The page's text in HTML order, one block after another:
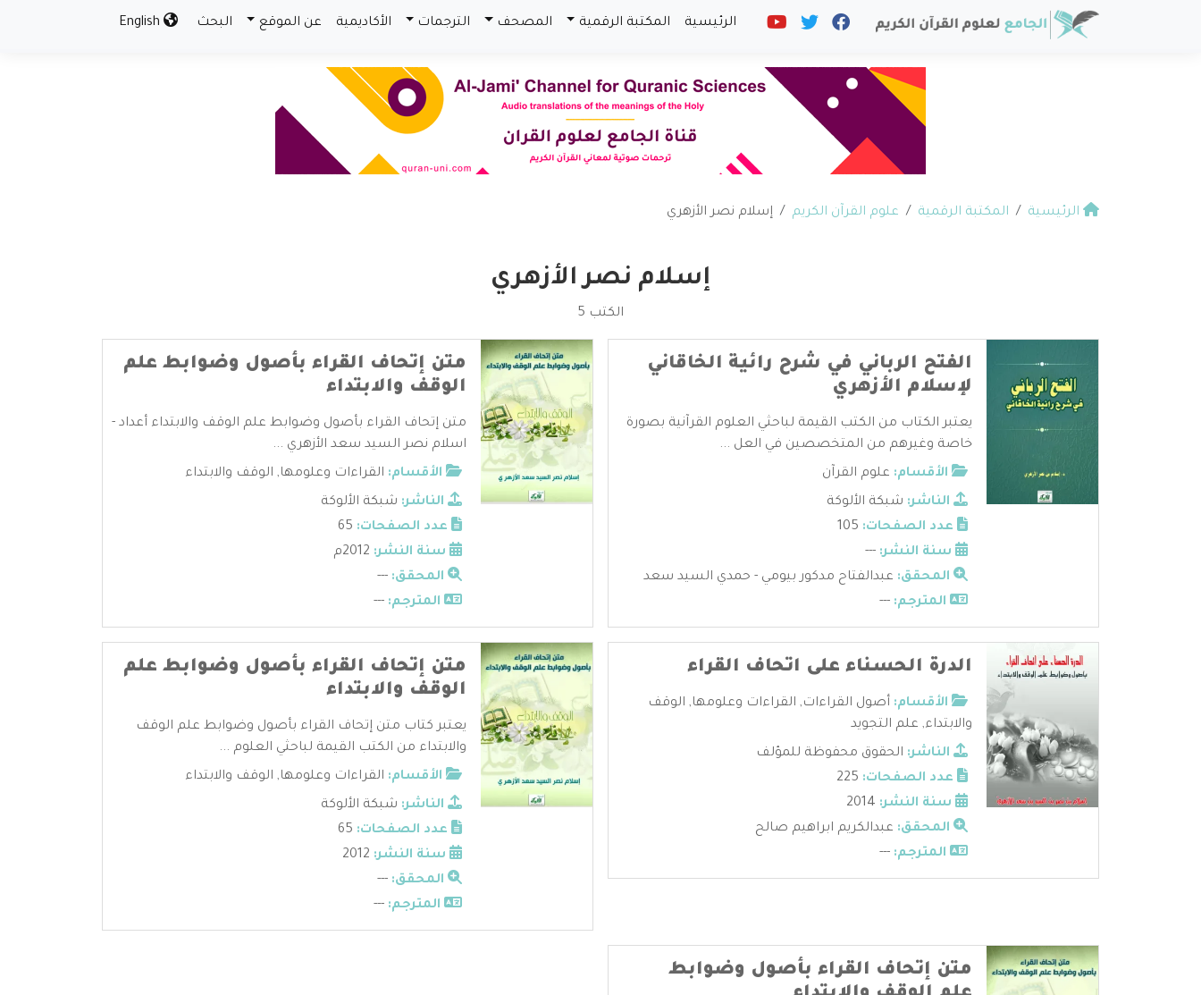
الرئيسية المكتبة الرقمية المصحف الترجمات الأكاديمية عن الموقع البحث
الرئيسية المكتبة الرقمية علوم القرآن الكريم إسلام نصر الأزهري
إسلام نصر الأزهري
الكتب 5
الفتح الرباني في شرح رائية الخاقاني
لإسلام الأزهري
يعتبر الكتاب من الكتب القيمة لباحثي العلوم القرآنية بصورة
خاصة وغيرهم من المتخصصين في العل ...
الأقسام: علوم القرآن
الناشر: شبكة الألوكة
عدد الصفحات:
سنة النشر: ---
المحقق: عبدالفتاح مدكور بيومي - حمدي السيد سعد
المترجم: ---
متن إتحاف القراء بأصول وضوابط علم
الوقف والابتداء
متن إتحاف القراء بأصول وضوابط علم الوقف والابتداء أعداد -
اسلام نصر السيد سعد الأزهري ...
الأقسام: القراءات وعلومها, الوقف والابتداء
الناشر: شبكة الألوكة
عدد الصفحات:
سنة النشر:
المحقق: ---
المترجم: ---
الدرة الحسناء على اتحاف القراء
الأقسام: أصول القراءات, القراءات وعلومها, الوقف
والابتداء, علم التجويد
الناشر: الحقوق محفوظة للمؤلف
عدد الصفحات:
سنة النشر:
المحقق: عبدالكريم ابراهيم صالح
المترجم: ---
متن إتحاف القراء بأصول وضوابط علم
الوقف والابتداء
يعتبر كتاب متن إتحاف القراء بأصول وضوابط علم الوقف
والابتداء من الكتب القيمة لباحثي العلوم ...
الأقسام: القراءات وعلومها, الوقف والابتداء
الناشر: شبكة الألوكة
عدد الصفحات:
سنة النشر:
المحقق: ---
المترجم: ---
متن إتحاف القراء بأصول وضوابط